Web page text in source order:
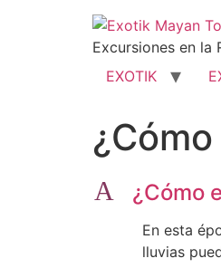
Excursiones en la
EXOTIK
A ¿Cómo
En esta
lluvias